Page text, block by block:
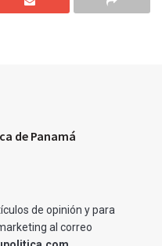
de Panamá
de opinión y para
al correo